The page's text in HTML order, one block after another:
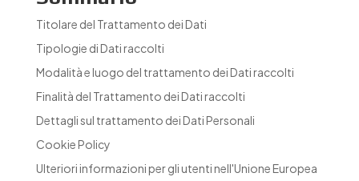
Titolare del Trattamento dei Dati
Tipologie di Dati raccolti
Modalità e luogo del trattamento dei Dati raccolti
Finalità del Trattamento dei Dati raccolti
Dettagli sul trattamento dei Dati Personali
Cookie Policy
Ulteriori informazioni per gli utenti nell'Unione Europea